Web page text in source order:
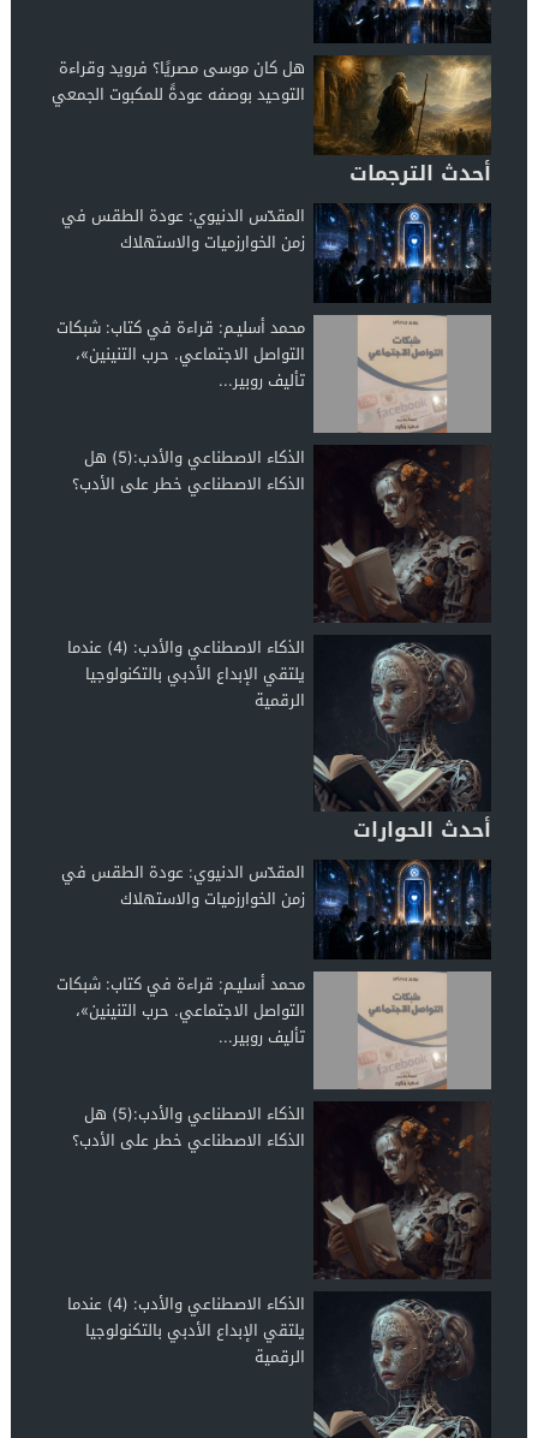
هل كان موسى مصريًا؟ فرويد وقراءة
التوحيد بوصفه عودةً للمكبوت الجمعي
أحدث الترجمات
المقدّس الدنيوي: عودة الطقس في
زمن الخوارزميات والاستهلاك
محمد أسليـم: قراءة في كتاب: شبكات
التواصل الاجتماعي. حرب التنينين»،
تأليف روبير...
الذكاء الاصطناعي والأدب:(5) هل
الذكاء الاصطناعي خطر على الأدب؟
الذكاء الاصطناعي والأدب: (4) عندما
يلتقي الإبداع الأدبي بالتكنولوجيا
الرقمية
أحدث الحوارات
المقدّس الدنيوي: عودة الطقس في
زمن الخوارزميات والاستهلاك
محمد أسليـم: قراءة في كتاب: شبكات
التواصل الاجتماعي. حرب التنينين»،
تأليف روبير...
الذكاء الاصطناعي والأدب:(5) هل
الذكاء الاصطناعي خطر على الأدب؟
الذكاء الاصطناعي والأدب: (4) عندما
يلتقي الإبداع الأدبي بالتكنولوجيا
الرقمية